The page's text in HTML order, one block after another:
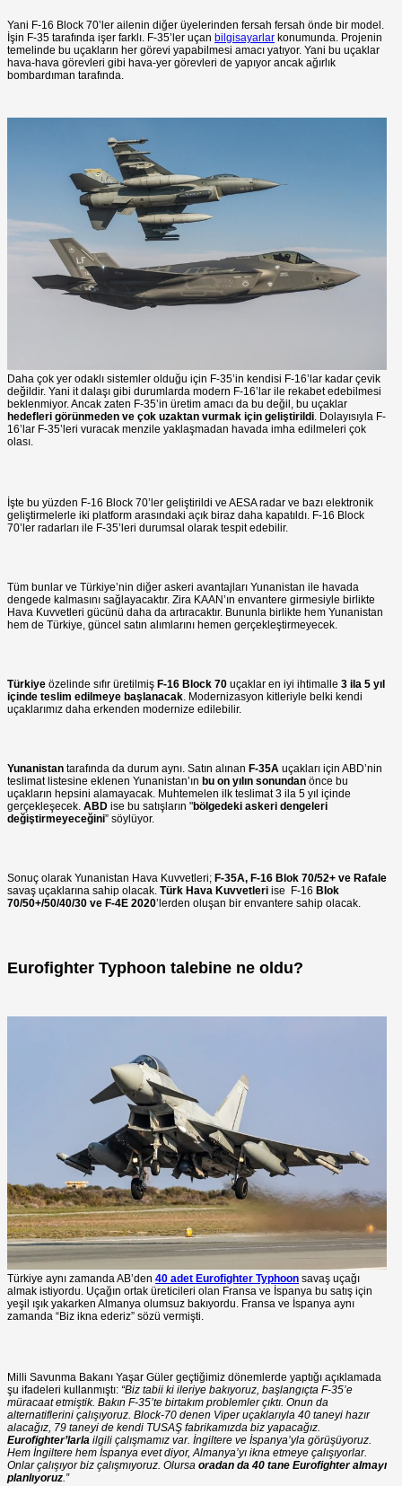
Yani F-16 Block 70’ler ailenin diğer üyelerinden fersah fersah önde bir model.
İşin F-35 tarafında işer farklı. F-35’ler uçan bilgisayarlar konumunda. Projenin
temelinde bu uçakların her görevi yapabilmesi amacı yatıyor. Yani bu uçaklar
hava-hava görevleri gibi hava-yer görevleri de yapıyor ancak ağırlık
bombardıman tarafında.
Daha çok yer odaklı sistemler olduğu için F-35’in kendisi F-16’lar kadar çevik
değildir. Yani it dalaşı gibi durumlarda modern F-16’lar ile rekabet edebilmesi
beklenmiyor. Ancak zaten F-35’in üretim amacı da bu değil, bu uçaklar
hedefleri görünmeden ve çok uzaktan vurmak için geliştirildi. Dolayısıyla F-
16’lar F-35’leri vuracak menzile yaklaşmadan havada imha edilmeleri çok
olası.
İşte bu yüzden F-16 Block 70’ler geliştirildi ve AESA radar ve bazı elektronik
geliştirmelerle iki platform arasındaki açık biraz daha kapatıldı. F-16 Block
70’ler radarları ile F-35’leri durumsal olarak tespit edebilir.
Tüm bunlar ve Türkiye’nin diğer askeri avantajları Yunanistan ile havada
dengede kalmasını sağlayacaktır. Zira KAAN’ın envantere girmesiyle birlikte
Hava Kuvvetleri gücünü daha da artıracaktır. Bununla birlikte hem Yunanistan
hem de Türkiye, güncel satın alımlarını hemen gerçekleştirmeyecek.
Türkiye özelinde sıfır üretilmiş F-16 Block 70 uçaklar en iyi ihtimalle 3 ila 5 yıl
içinde teslim edilmeye başlanacak. Modernizasyon kitleriyle belki kendi
uçaklarımız daha erkenden modernize edilebilir.
Yunanistan tarafında da durum aynı. Satın alınan F-35A uçakları için ABD’nin
teslimat listesine eklenen Yunanistan’ın bu on yılın sonundan önce bu
uçakların hepsini alamayacak. Muhtemelen ilk teslimat 3 ila 5 yıl içinde
gerçekleşecek. ABD ise bu satışların "bölgedeki askeri dengeleri
değiştirmeyeceğini” söylüyor.
Sonuç olarak Yunanistan Hava Kuvvetleri; F-35A, F-16 Blok 70/52+ ve Rafale
savaş uçaklarına sahip olacak. Türk Hava Kuvvetleri ise F-16 Blok
70/50+/50/40/30 ve F-4E 2020’lerden oluşan bir envantere sahip olacak.
Eurofighter Typhoon talebine ne oldu?
Türkiye aynı zamanda AB’den 40 adet Eurofighter Typhoon savaş uçağı
almak istiyordu. Uçağın ortak üreticileri olan Fransa ve İspanya bu satış için
yeşil ışık yakarken Almanya olumsuz bakıyordu. Fransa ve İspanya aynı
zamanda “Biz ikna ederiz” sözü vermişti.
Milli Savunma Bakanı Yaşar Güler geçtiğimiz dönemlerde yaptığı açıklamada
şu ifadeleri kullanmıştı: “Biz tabii ki ileriye bakıyoruz, başlangıçta F-35’e
müracaat etmiştik. Bakın F-35’te birtakım problemler çıktı. Onun da
alternatiflerini çalışıyoruz. Block-70 denen Viper uçaklarıyla 40 taneyi hazır
alacağız, 79 taneyi de kendi TUSAŞ fabrikamızda biz yapacağız.
Eurofighter’larla ilgili çalışmamız var. İngiltere ve İspanya’yla görüşüyoruz.
Hem İngiltere hem İspanya evet diyor, Almanya’yı ikna etmeye çalışıyorlar.
Onlar çalışıyor biz çalışmıyoruz. Olursa oradan da 40 tane Eurofighter almayı
planlıyoruz.”